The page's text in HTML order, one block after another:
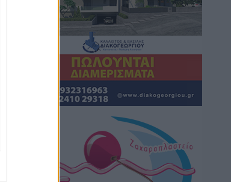
Hotels – Χατζηλαζάρου – Προχωρά
καινούργιο ξενοδοχείο στην Κω
Τοπικές Ειδήσεις• πριν 9 ώρες
Αυτοκίνητο μπήκε παράνομα σε
μονόδρομο στο Μαστιχάρι –
Αναποδογύρισε όχημα με μητέρα και
πριν 9 ώρες
“Η Ευρώπη αντιμετώπιζε το
προσφυγικό σαν ταινία τρόμου” – Η